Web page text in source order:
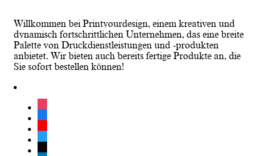
Willkommen bei Printyourdesign, einem kreativen und
dynamisch fortschrittlichen Unternehmen, das eine breite
Palette von Druckdienstleistungen und -produkten
anbietet. Wir bieten auch bereits fertige Produkte an, die
Sie sofort bestellen können!
instagram
facebook
youtube
twitter
tiktok